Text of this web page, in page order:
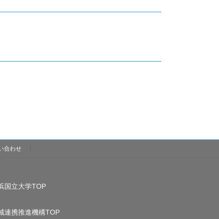
合わせ
国立大学TOP
連携推進機構TOP